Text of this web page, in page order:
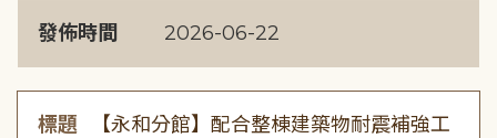
發佈時間 2026-06-22
標題
【永和分館】配合整棟建築物耐震補強工